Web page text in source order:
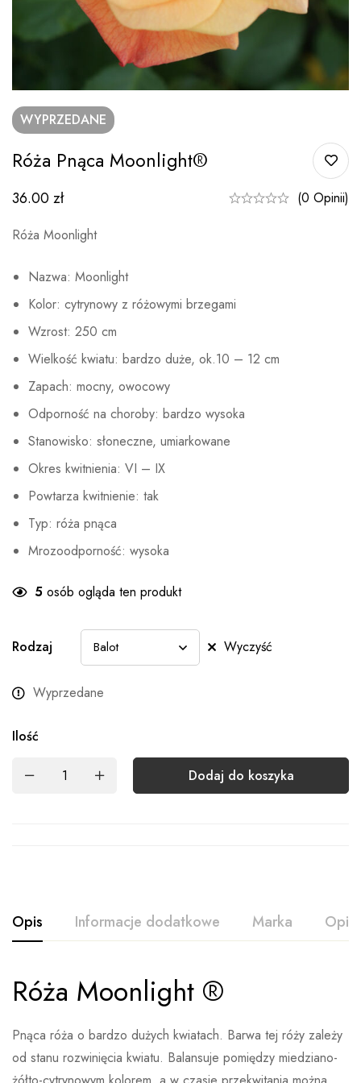
WYPRZEDANE
Róża Pnąca Moonlight®
36.00zł
(0 Opinii)
Róża Moonlight
Nazwa: Moonlight
Kolor: cytrynowy z różowymi brzegami
Wzrost: 250 cm
Wielkość kwiatu: bardzo duże, ok.10 – 12 cm
Zapach: mocny, owocowy
Odporność na choroby: bardzo wysoka
Stanowisko: słoneczne, umiarkowane
Okres kwitnienia: VI – IX
Powtarza kwitnienie: tak
Typ: róża pnąca
Mrozoodporność: wysoka
5 osób ogląda ten produkt
Rodzaj Wyczyść
Wyprzedane
Ilość
Dodaj do koszyka
Opis Informacje dodatkowe Marka
Róża Moonlight ®
Pnąca róża o bardzo dużych kwiatach. Barwa tej róży zależy
od stanu rozwinięcia kwiatu. Balansuje pomiędzy miedziano-
Waga Brak danych
Ocena i opinia
Na podstawie 0 ocen
Wystaw opinie